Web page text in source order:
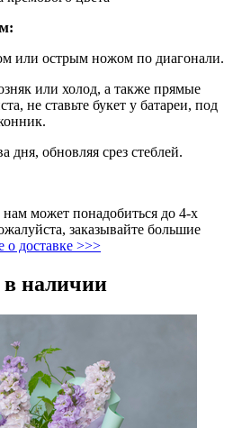
или острым ножом по диагонали.
или холод, а также прямые
не ставьте букет у батареи, под
дня, обновляя срез стеблей.
нам может понадобиться до 4-х
заказывайте большие
о доставке >>>
наличии